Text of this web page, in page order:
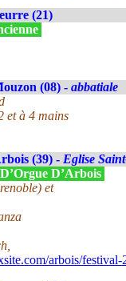
(21)
(08) - abbatiale
et à 4 mains
(39) - Eglise
D’Arbois
et
arbois/festival-